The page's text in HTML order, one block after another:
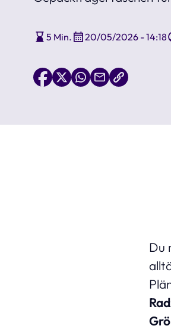
5 Min. 20/05/2026 - 14:18
Du